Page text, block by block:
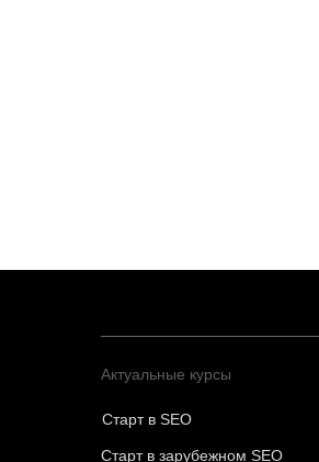
Актуальные курсы
Старт в SEO
Старт в зарубежном SEO